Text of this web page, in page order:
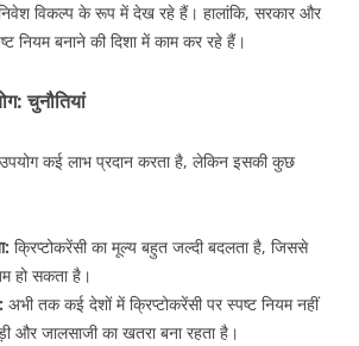
विकल्प के रूप में देख रहे हैं। हालांकि, सरकार और
नियम बनाने की दिशा में काम कर रहे हैं।
चुनौतियां
उपयोग कई लाभ प्रदान करता है, लेकिन इसकी कुछ
क्रिप्टोकरेंसी का मूल्य बहुत जल्दी बदलता है, जिससे
हो सकता है।
अभी तक कई देशों में क्रिप्टोकरेंसी पर स्पष्ट नियम नहीं
और जालसाजी का खतरा बना रहता है।